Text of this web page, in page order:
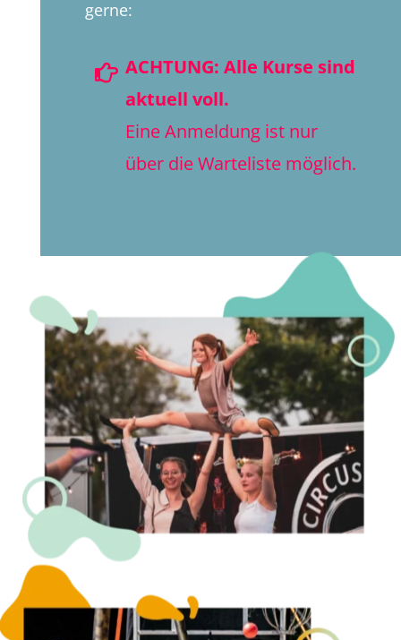
gerne:
 ACHTUNG: Alle Kurse sind
aktuell voll.
Eine Anmeldung ist nur
über die Warteliste möglich.